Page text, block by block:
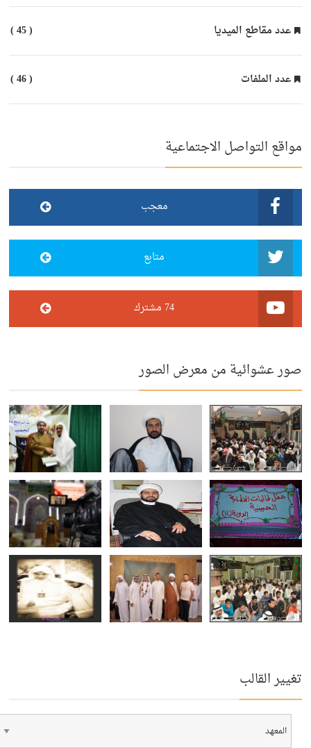
عدد مقاطع الميديا ( 45 )
عدد الملفات ( 46 )
مواقع التواصل الاجتماعية
معجب
متابع
74 مشترك
صور عشوائية من معرض الصور
تغيير القالب